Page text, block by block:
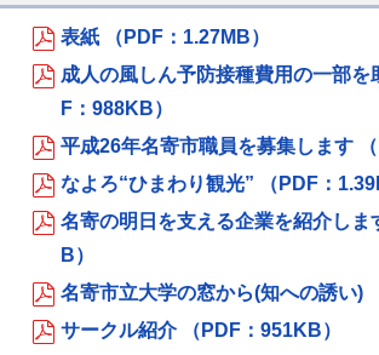
表紙 （PDF：1.27MB）
成人の風しん予防接種費用の一部を
F：988KB）
平成26年名寄市職員を募集します
なよろ“ひまわり観光” （PDF：
名寄の明日を支える企業を紹介しま
B）
名寄市立大学の窓から(知への誘い)
サークル紹介 （PDF：951KB）